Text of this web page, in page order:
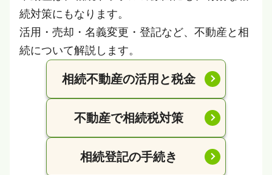
続対策にもなります。
活用・売却・名義変更・登記など、不動産と相
続について解説します。
相続不動産の活用と税金
不動産で相続税対策
相続登記の手続き